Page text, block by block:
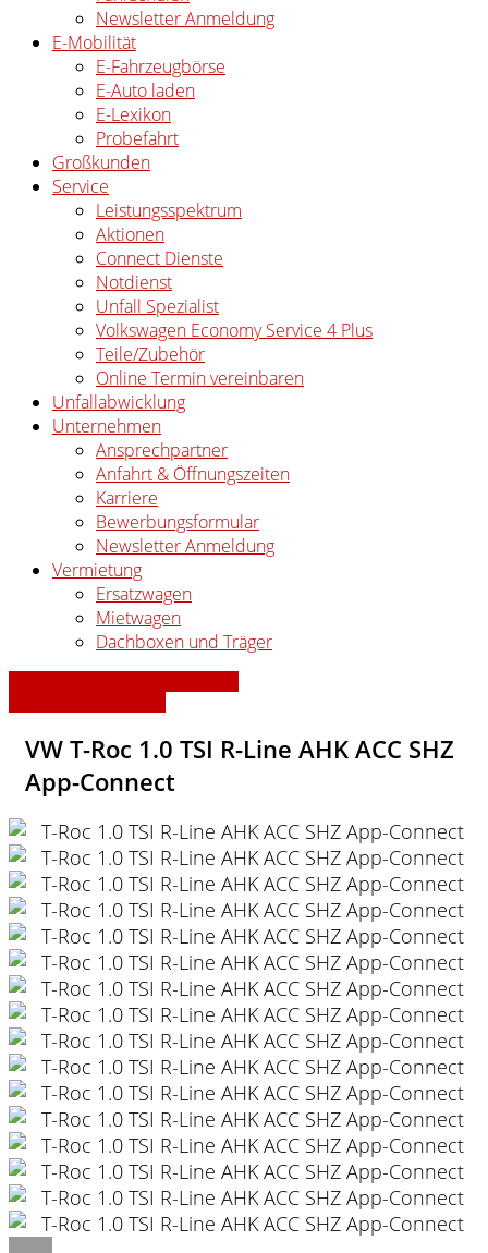
Newsletter Anmeldung
E-Mobilität
E-Fahrzeugbörse
E-Auto laden
E-Lexikon
Probefahrt
Großkunden
Service
Leistungsspektrum
Aktionen
Connect Dienste
Notdienst
Unfall Spezialist
Volkswagen Economy Service 4 Plus
Teile/Zubehör
Online Termin vereinbaren
Unfallabwicklung
Unternehmen
Ansprechpartner
Anfahrt & Öffnungszeiten
Karriere
Bewerbungsformular
Newsletter Anmeldung
Vermietung
Ersatzwagen
Mietwagen
Dachboxen und Träger
VW T-Roc 1.0 TSI R-Line AHK ACC SHZ
App-Connect